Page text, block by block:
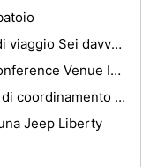
Multiproprietà vs. Associazioni di viaggio Sei davvero ottenere un buon affare
La scelta di un costo-efficace Conference Venue In Scozia occidentale
Problemi con un metodo aperto di coordinamento Outdrive
Jeep Liberty